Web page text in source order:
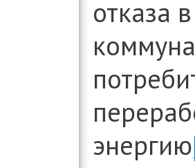
отказа
энергию